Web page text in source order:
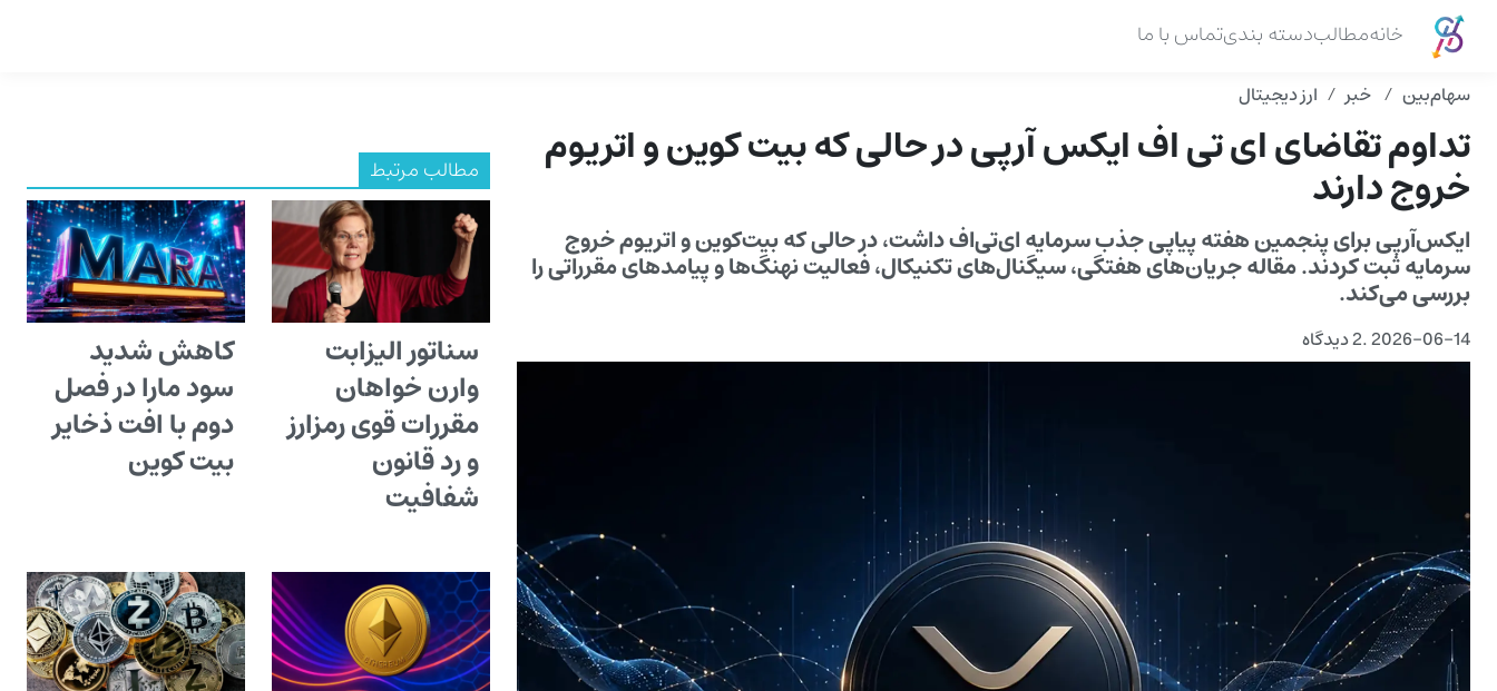
خانهمطالبدسته بندیتماس با ما
سهام‌بین خبر ارز دیجیتال
تداوم تقاضای ای تی اف ایکس آرپی در حالی که بیت کوین و اتریوم
خروج دارند
ایکس‌آرپی برای پنجمین هفته پیاپی جذب سرمایه ای‌تی‌اف داشت، در حالی که بیت‌کوین و اتریوم خروج
سرمایه ثبت کردند. مقاله جریان‌های هفتگی، سیگنال‌های تکنیکال، فعالیت نهنگ‌ها و پیامدهای مقرراتی را
بررسی می‌کند.
2026-06-14
.2 دیدگاه
مطالب مرتبط
سناتور الیزابت
وارن خواهان
مقررات قوی رمزارز
و رد قانون
شفافیت
کاهش شدید
سود مارا در فصل
دوم با افت ذخایر
بیت کوین